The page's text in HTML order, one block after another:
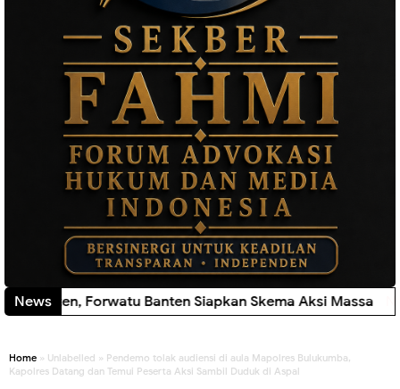
News Forwatu Banten Siapkan Skema Aksi Massa New!
Home » Unlabelled » Pendemo tolak audiensi di aula Mapolres Bulukumba,
Kapolres Datang dan Temui Peserta Aksi Sambil Duduk di Aspal